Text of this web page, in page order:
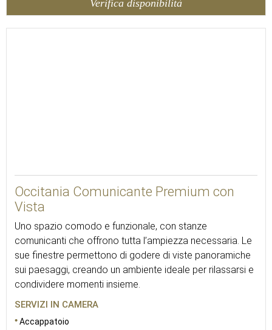
Verifica disponibilità
Occitania Comunicante Premium con
Vista
Uno spazio comodo e funzionale, con stanze
comunicanti che offrono tutta l’ampiezza necessaria. Le
sue finestre permettono di godere di viste panoramiche
sui paesaggi, creando un ambiente ideale per rilassarsi e
condividere momenti insieme.
SERVIZI IN CAMERA
Accappatoio